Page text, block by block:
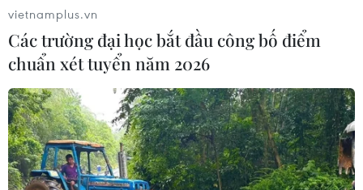
vietnamplus.vn
Các trường đại học bắt đầu công bố điểm
chuẩn xét tuyển năm 2026